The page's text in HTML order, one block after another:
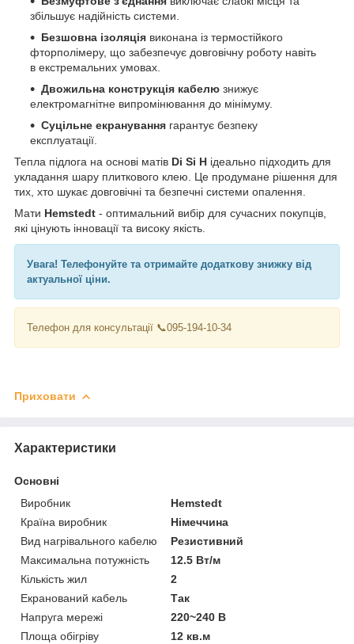
збільшує надійність системи.
Безшовна ізоляція виконана із термостійкого
фторполімеру, що забезпечує довговічну роботу навіть
в екстремальних умовах.
Двожильна конструкція кабелю знижує
електромагнітне випромінювання до мінімуму.
Суцільне екранування гарантує безпеку
експлуатації.
Тепла підлога на основі матів Di Si H ідеально підходить для
укладання шару плиткового клею. Це продумане рішення для
тих, хто шукає довговічні та безпечні системи опалення.
Мати Hemstedt - оптимальний вибір для сучасних покупців,
які цінують інновації та високу якість.
Увага! Телефонуйте та отримайте додаткову знижку від
актуальної ціни.
Телефон для консультації 📞095-194-10-34
Приховати
Характеристики
Основні
Виробник
Hemstedt
Країна виробник
Німеччина
Вид нагрівального кабелю
Резистивний
Максимальна потужність
12.5 Вт/м
Кількість жил
2
Екранований кабель
Так
Напруга мережі
220~240 В
Площа обігріву
12 кв.м